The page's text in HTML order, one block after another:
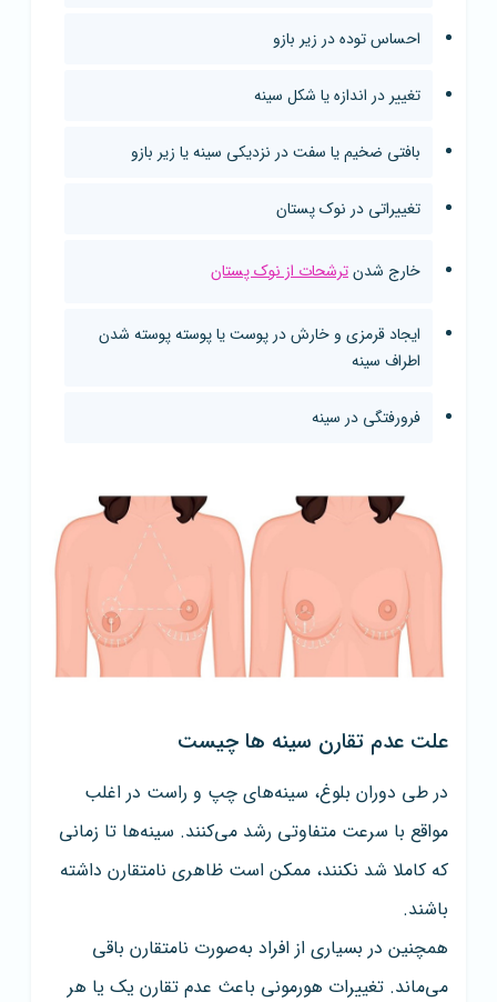
احساس توده در زیر بازو
تغییر در اندازه یا شکل سینه
بافتی ضخیم یا سفت در نزدیکی سینه یا زیر بازو
تغییراتی در نوک پستان
خارج شدنترشحات از نوک پستان
ایجاد قرمزی و خارش در پوست یا پوسته پوسته شدن
اطراف سینه
فرورفتگی در سینه
علت عدم تقارن سینه‌ ها چیست
در طی دوران بلوغ، سینه‌های چپ و راست در اغلب
مواقع با سرعت متفاوتی رشد می‌کنند. سینه‌ها تا زمانی
که کاملا شد نکنند، ممکن است ظاهری نامتقارن داشته
باشند.
همچنین در بسیاری از افراد به‌صورت نامتقارن باقی
می‌ماند. تغییرات هورمونی باعث عدم تقارن یک یا هر